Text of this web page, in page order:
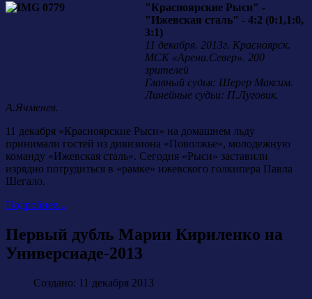
"Красноярские Рыси" -
"Ижевская сталь" - 4:2 (0:1,1:0,
3:1)
11 декабря. 2013г. Красноярск.
МСК «Арена.Север». 200
зрителей
Главный судья: Шерер Максим.
Линейные судьи: П.Луговик.
А.Ячменев.
11 декабря «Красноярские Рыси» на домашнем льду
принимали гостей из дивизиона «Поволжье», молодежную
команду «Ижевская сталь». Сегодня «Рыси» заставили
изрядно потрудиться в «рамке» ижевского голкипера Павла
Шегало.
Подробнее...
Первый дубль Марии Кириленко на
Универсиаде-2013
Создано: 11 декабря 2013